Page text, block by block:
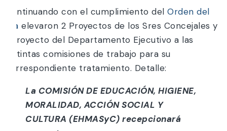
Continuando con el cumplimiento del Orden del
Día elevaron 2 Proyectos de los Sres Concejales y
1 Proyecto del Departamento Ejecutivo a las
distintas comisiones de trabajo para su
correspondiente tratamiento. Detalle:
La COMISIÓN DE EDUCACIÓN, HIGIENE,
MORALIDAD, ACCIÓN SOCIAL Y
CULTURA (EHMASyC) recepcionará